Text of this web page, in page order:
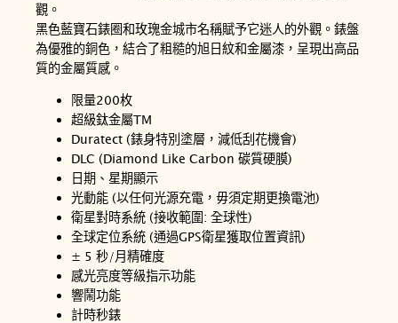
觀。
黑色藍寶石錶圈和玫瑰金城市名稱賦予它迷人的外觀。錶盤
為優雅的銅色，結合了粗糙的旭日紋和金屬漆，呈現出高品
質的金屬質感。
限量200枚
超級鈦金屬TM
Duratect (錶身特別塗層，減低刮花機會)
DLC (Diamond Like Carbon 碳質硬膜)
日期、星期顯示
光動能 (以任何光源充電，毋須定期更換電池)
衛星對時系統 (接收範圍: 全球性)
全球定位系統 (通過GPS衛星獲取位置資訊)
± 5 秒/月精確度
感光亮度等級指示功能
響鬧功能
計時秒錶